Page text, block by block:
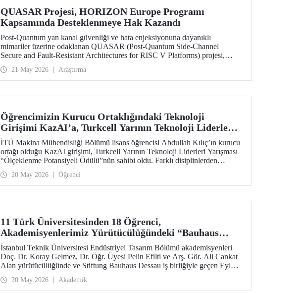
QUASAR Projesi, HORIZON Europe Programı
Kapsamında Desteklenmeye Hak Kazandı
Post-Quantum yan kanal güvenliği ve hata enjeksiyonuna dayanıklı
mimariler üzerine odaklanan QUASAR (Post-Quantum Side-Channel
Secure and Fault-Resistant Architectures for RISC V Platforms) projesi,
hak kazandı.
21 May 2026 Araştırma
Öğrencimizin Kurucu Ortaklığındaki Teknoloji
Girişimi KazAI’a, Turkcell Yarının Teknoloji Liderleri
Yarışmasında “Ölçeklenme Potansiyeli Ödülü”
İTÜ Makina Mühendisliği Bölümü lisans öğrencisi Abdullah Kılıç’ın kurucu
ortağı olduğu KazAI girişimi, Turkcell Yarının Teknoloji Liderleri Yarışması
“Ölçeklenme Potansiyeli Ödülü”nün sahibi oldu. Farklı disiplinlerden
öğrenciler, girişimlerinde yapay zekâ, yazılım ve mühendislik alanlarını bir
araya getirdi.
20 May 2026 Öğrenci
11 Türk Üniversitesinden 18 Öğrenci,
Akademisyenlerimiz Yürütücülüğündeki “Bauhaus
Open Studios” Programına Katıldı
İstanbul Teknik Üniversitesi Endüstriyel Tasarım Bölümü akademisyenleri
Doç. Dr. Koray Gelmez, Dr. Öğr. Üyesi Pelin Efilti ve Arş. Gör. Ali Cankat
Alan yürütücülüğünde ve Stiftung Bauhaus Dessau iş birliğiyle geçen Eylül
20 May 2026 Akademik